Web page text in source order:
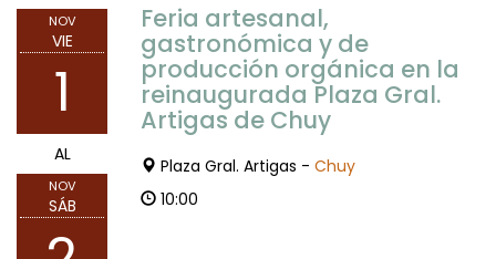
NOV
VIE
1
AL
NOV
SÁB
Feria artesanal,
gastronómica y de
producción orgánica en la
reinaugurada Plaza Gral.
Artigas de Chuy
Plaza Gral. Artigas - Chuy
10:00